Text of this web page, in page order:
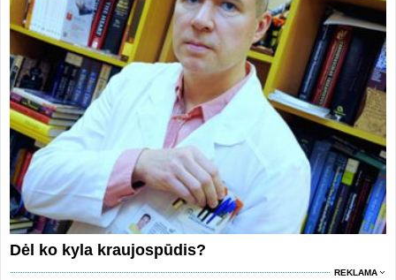
Dėl ko kyla kraujospūdis?
REKLAMA